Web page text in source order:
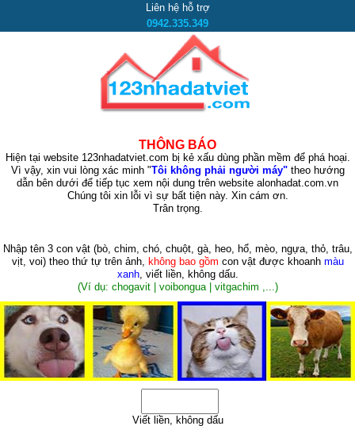
Liên hệ hỗ trợ
0942.335.349
THÔNG BÁO
Hiện tại website 123nhadatviet.com bị kẻ xấu dùng phần mềm để phá hoại.
Vì vậy, xin vui lòng xác minh "Tôi không phải người máy"theo hướng
dẫn bên dưới để tiếp tục xem nội dung trên website alonhadat.com.vn
Chúng tôi xin lỗi vì sự bất tiện này. Xin cám ơn.
Trân trọng.
Nhập tên 3 con vật (bò, chim, chó, chuột, gà, heo, hổ, mèo, ngựa, thỏ, trâu,
vịt, voi)theo thứ tự trên ảnh, không bao gồm con vật được khoanh màu
xanh, viết liền, không dấu.
(Ví dụ: chogavit | voibongua | vitgachim ,...)
Viết liền, không dấu